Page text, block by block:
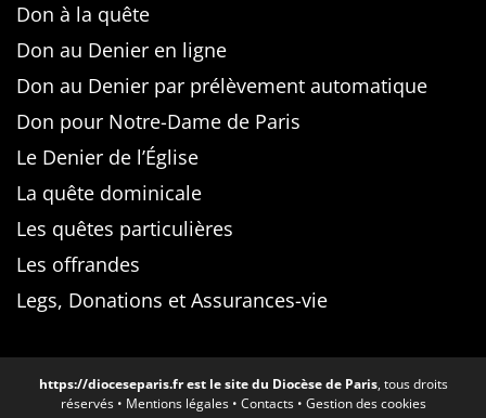
Don à la quête
Don au Denier en ligne
Don au Denier par prélèvement automatique
Don pour Notre-Dame de Paris
Le Denier de l’Église
La quête dominicale
Les quêtes particulières
Les offrandes
Legs, Donations et Assurances-vie
https://dioceseparis.frest le site du Diocèse de Paris, tous droits
réservés • Mentions légales• Contacts• Gestion des cookies